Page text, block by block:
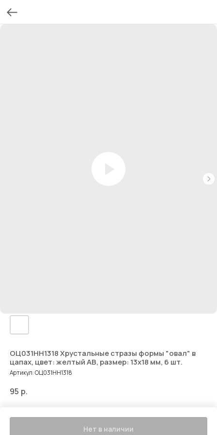
ОЦ031НН1318 Хрустальные стразы формы "овал" в
цапах, цвет: желтый AB, размер: 13х18 мм, 6 шт.
Артикул:ОЦ031НН1318
95 р.
Нет в наличии
AB, размер: 13х18 мм, 6 шт.